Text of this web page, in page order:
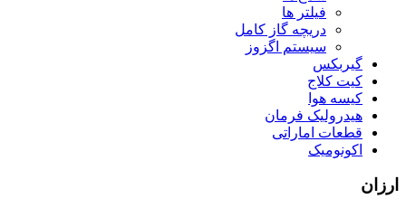
فیلتر ها
دریچه گاز کامل
سیستم اگزوز
گیربکس
کیت کلاج
کیسه هوا
هیدرولیک فرمان
قطعات اماراتی
اکونومیک
ارزان